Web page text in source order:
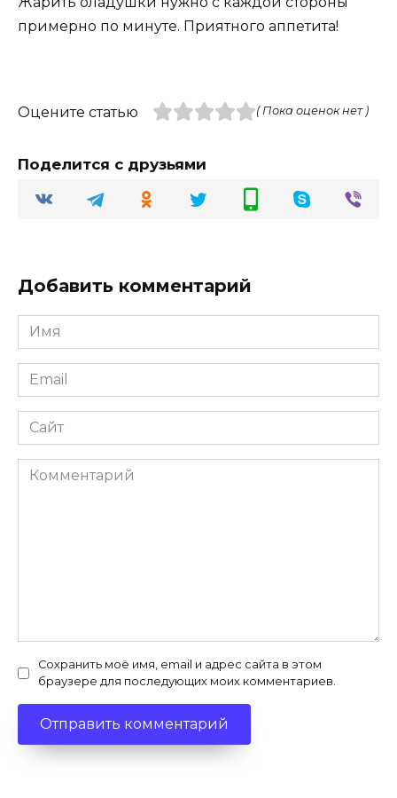
примерно по минуте. Приятного аппетита!
Оцените статью ( Пока оценок нет )
Поделится с друзьями
Добавить комментарий
Имя
Email
Сайт
Комментарий
Сохранить моё имя, email и адрес сайта в этом
браузере для последующих моих комментариев.